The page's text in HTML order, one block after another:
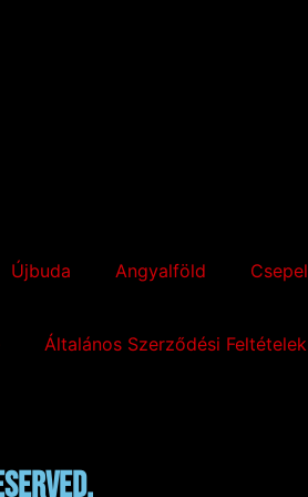
Újbuda Angyalföld Csepel
Általános Szerződési Feltételek